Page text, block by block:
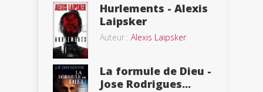
Hurlements - Alexis
Laipsker
Auteur : Alexis Laipsker
La formule de Dieu -
Jose Rodrigues...